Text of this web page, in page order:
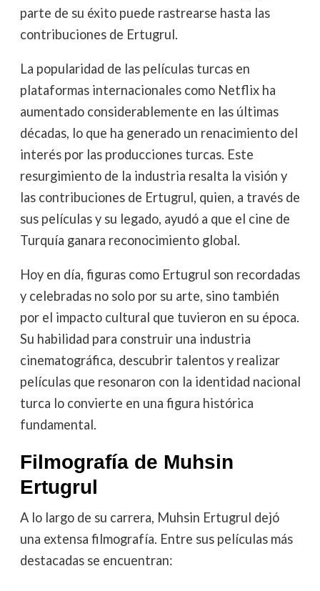
parte de su éxito puede rastrearse hasta las
contribuciones de Ertugrul.
La popularidad de las películas turcas en
plataformas internacionales como Netflix ha
aumentado considerablemente en las últimas
décadas, lo que ha generado un renacimiento del
interés por las producciones turcas. Este
resurgimiento de la industria resalta la visión y
las contribuciones de Ertugrul, quien, a través de
sus películas y su legado, ayudó a que el cine de
Turquía ganara reconocimiento global.
Hoy en día, figuras como Ertugrul son recordadas
y celebradas no solo por su arte, sino también
por el impacto cultural que tuvieron en su época.
Su habilidad para construir una industria
cinematográfica, descubrir talentos y realizar
películas que resonaron con la identidad nacional
turca lo convierte en una figura histórica
fundamental.
Filmografía de Muhsin
Ertugrul
A lo largo de su carrera, Muhsin Ertugrul dejó
una extensa filmografía. Entre sus películas más
destacadas se encuentran: